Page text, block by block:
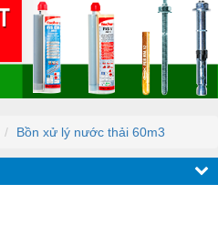
Bồn xử lý nước thải 60m3